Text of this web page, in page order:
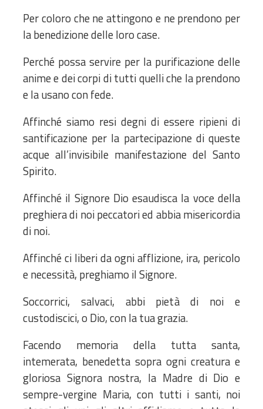
Per coloro che ne attingono e ne prendono per
la benedizione delle loro case.
Perché possa servire per la purificazione delle
anime e dei corpi di tutti quelli che la prendono
e la usano con fede.
Affinché siamo resi degni di essere ripieni di
santificazione per la partecipazione di queste
acque all’invisibile manifestazione del Santo
Spirito.
Affinché il Signore Dio esaudisca la voce della
preghiera di noi peccatori ed abbia misericordia
di noi.
Affinché ci liberi da ogni afflizione, ira, pericolo
e necessità, preghiamo il Signore.
Soccorrici, salvaci, abbi pietà di noi e
custodiscici, o Dio, con la tua grazia.
Facendo memoria della tutta santa,
intemerata, benedetta sopra ogni creatura e
gloriosa Signora nostra, la Madre di Dio e
sempre-vergine Maria, con tutti i santi, noi